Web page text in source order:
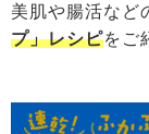
美肌や腸活など
プ」レシピをご